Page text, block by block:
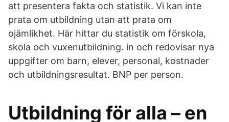
att presentera fakta och statistik. Vi kan inte
prata om utbildning utan att prata om
ojämlikhet. Här hittar du statistik om förskola,
skola och vuxenutbildning. in och redovisar nya
uppgifter om barn, elever, personal, kostnader
och utbildningsresultat. BNP per person.
Utbildning för alla – en